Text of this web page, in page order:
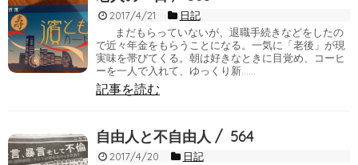
2017/4/21
日記
まだもらっていないが、退職手続きなどをしたの
で近々年金をもらうことになる。一気に「老後」が現
実味を帯びてくる。朝は好きなときに目覚め、コーヒ
ーを一人で入れて、ゆっくり新……
記事を読む
自由人と不自由人 / 564
2017/4/20
日記